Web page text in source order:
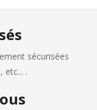
sécurisées
etc... .